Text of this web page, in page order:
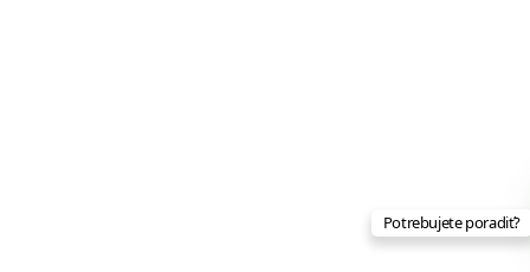
Potrebujete poradiť?